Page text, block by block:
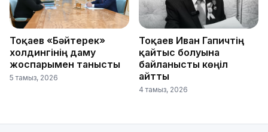
Тоқаев «Бәйтерек»
холдингінің даму
жоспарымен танысты
5 тамыз, 2026
Тоқаев Иван Гапичтің
қайтыс болуына
байланысты көңіл
айтты
4 тамыз, 2026